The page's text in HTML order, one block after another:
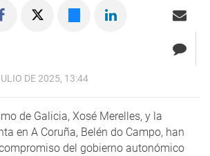
DE 2025, 13:44
de Galicia, Xosé Merelles, y la
en A Coruña, Belén do Campo, han
del gobierno autonómico